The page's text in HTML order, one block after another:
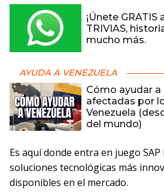
¡Únete
TRIVIAS,
mucho más.
AYUDA A VENEZUELA
Cómo ayudar a
afectadas por
Venezuela
del mundo)
Es aquí donde entra en juego SAP
soluciones tecnológicas más
disponibles en el mercado.